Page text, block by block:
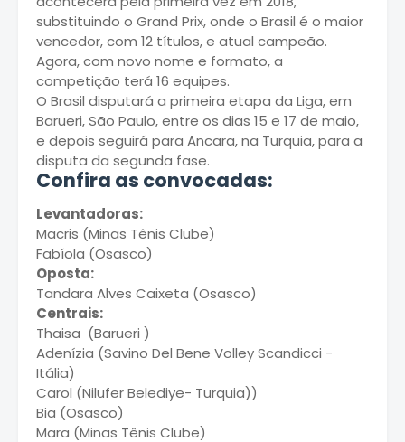
substituindo o Grand Prix, onde o Brasil é o maior
vencedor, com 12 títulos, e atual campeão.
Agora, com novo nome e formato, a
competição terá 16 equipes.
O Brasil disputará a primeira etapa da Liga, em
Barueri, São Paulo, entre os dias 15 e 17 de maio,
e depois seguirá para Ancara, na Turquia, para a
disputa da segunda fase.
Confira as convocadas:
Levantadoras:
Macris (Minas Tênis Clube)
Fabíola (Osasco)
Oposta:
Tandara Alves Caixeta (Osasco)
Centrais:
Thaisa (Barueri )
Adenízia (Savino Del Bene Volley Scandicci -
Itália)
Carol (Nilufer Belediye- Turquia))
Bia (Osasco)
Mara (Minas Tênis Clube)